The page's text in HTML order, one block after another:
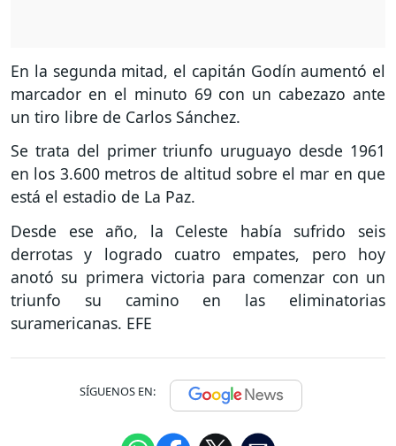
En la segunda mitad, el capitán Godín aumentó el
marcador en el minuto 69 con un cabezazo ante
un tiro libre de Carlos Sánchez.
Se trata del primer triunfo uruguayo desde 1961
en los 3.600 metros de altitud sobre el mar en que
está el estadio de La Paz.
Desde ese año, la Celeste había sufrido seis
derrotas y logrado cuatro empates, pero hoy
anotó su primera victoria para comenzar con un
triunfo su camino en las eliminatorias
suramericanas. EFE
SÍGUENOS EN: